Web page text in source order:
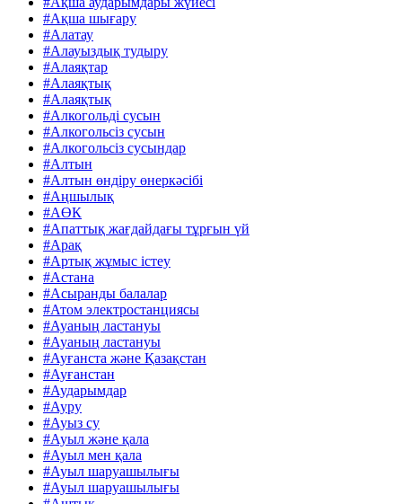
#Ақша шығару
#Алатау
#Алауыздық тудыру
#Алаяқтар
#Алаяқтық
#Алаяқтық
#Алкогольді сусын
#Алкогольсіз сусын
#Алкогольсіз сусындар
#Алтын
#Алтын өндіру өнеркәсібі
#Аңшылық
#АӨК
#Апаттық жағдайдағы тұрғын үй
#Арақ
#Артық жұмыс істеу
#Астана
#Асыранды балалар
#Атом электростанциясы
#Ауаның ластануы
#Ауаның ластануы
#Ауғанста және Қазақстан
#Ауғанстан
#Аударымдар
#Ауру
#Ауыз су
#Ауыл және қала
#Ауыл мен қала
#Ауыл шаруашылығы
#Ауыл шаруашылығы